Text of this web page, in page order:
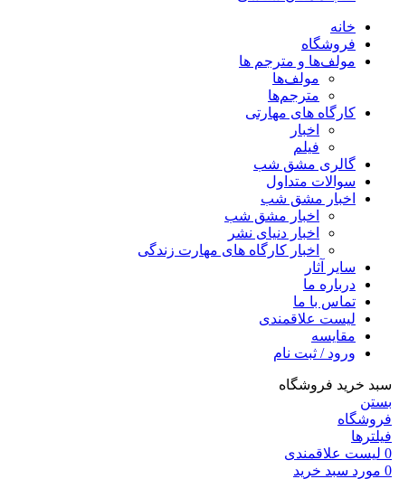
خانه
فروشگاه
مولف‌ها و مترجم ها
مولف‌ها
مترجم‌ها
کارگاه های مهارتی
اخبار
فیلم
گالری مشق شب
سوالات متداول
اخبار مشق شب
اخبار مشق شب
اخبار دنیای نشر
اخبار کارگاه های مهارت زندگی
سایر آثار
درباره ما
تماس با ما
لیست علاقمندی
مقایسه
ورود / ثبت نام
سبد خرید فروشگاه
بستن
فروشگاه
فیلترها
0 لیست علاقمندی
0 مورد سبد خرید